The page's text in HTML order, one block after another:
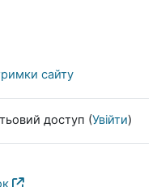
сайту
доступ (Увійти)